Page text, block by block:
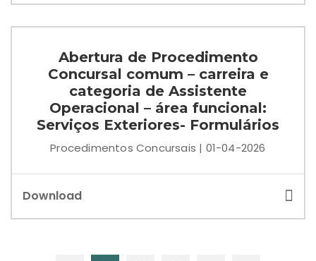
Abertura de Procedimento
Concursal comum – carreira e
categoria de Assistente
Operacional – área funcional:
Serviços Exteriores- Formulários
Procedimentos Concursais | 01-04-2026
Download